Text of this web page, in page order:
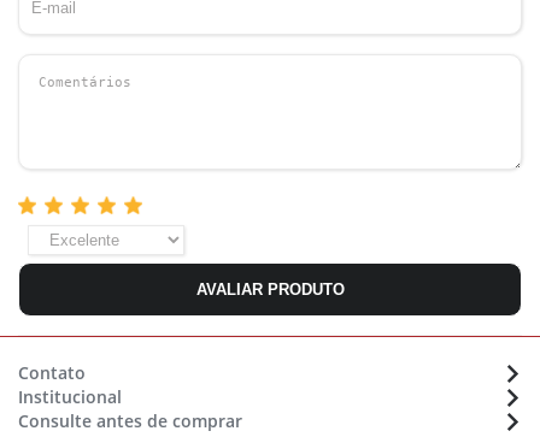
AVALIAR PRODUTO
Contato
Atendimento:(48) 36470633
Whatsapp: (48) 9 9154 7702
Institucional
Sobre a Eletrolar
Consulte antes de comprar